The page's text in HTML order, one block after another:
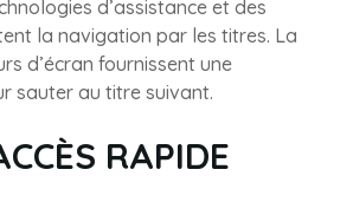
d’assistance et des
la navigation par les titres. La
d’écran fournissent une
sauter au titre suivant.
RAPIDE